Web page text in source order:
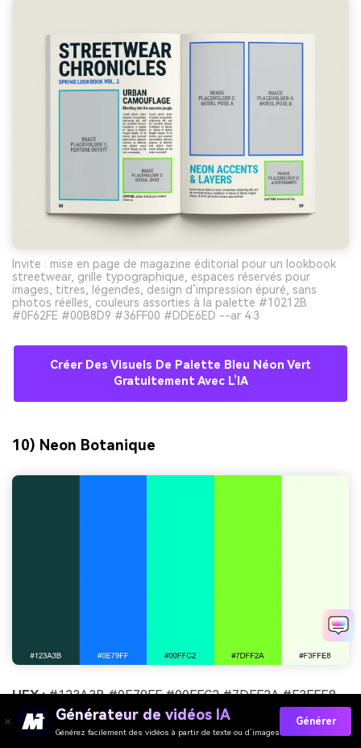
Invite : mise en page de magazine éditorial pour un lookbook
streetwear, grille typographique, espaces réservés pour
images, titres, légendes, design d’impression épuré, sans
photos réelles, couleurs assorties à la palette #10212B
#0F62FE #00B8D9 #36FF00 #DDE6ED --ar 4:3
Créer Des Visuels De Palette Bleu Néon Vert
Gratuitement Avec L’IA
10) Neon Botanique
HEX :#123A3B #0E79FF #00FFC2 #7DFF2A #F3FFE8
Ambiance :luxuriante, moderne, rafraîchissante
Générateur de vidéos IA
Générez facilement des vidéos à partir de texte ou d’images
Générer